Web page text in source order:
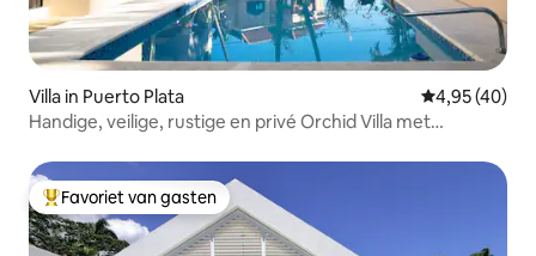
Villa in Puerto Plata Gemiddelde
4,95 (40)
Handige, veilige, rustige en privé Orchid Villa met
Topfavoriet van gasten
Favoriet van gasten